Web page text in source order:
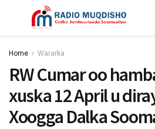
Home Wararka
RW Cumar oo
xuska 12 April u
Xoogga Dalka